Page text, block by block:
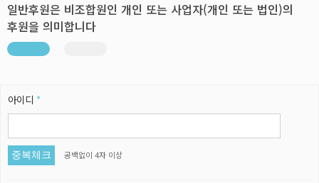
일반후원은 비조합원인 개인 또는 사업자(개인 또는 법인)의
후원을 의미합니다
아이디 *
공백없이 4자 이상